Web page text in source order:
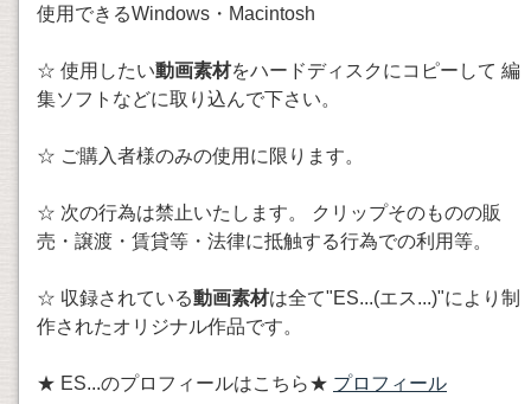
使用できるWindows・Macintosh
☆ 使用したい動画素材をハードディスクにコピーして 編
集ソフトなどに取り込んで下さい。
☆ ご購入者様のみの使用に限ります。
☆ 次の行為は禁止いたします。 クリップそのものの販
売・譲渡・賃貸等・法律に抵触する行為での利用等。
☆ 収録されている動画素材は全て"ES...(エス...)"により制
作されたオリジナル作品です。
★ ES...のプロフィールはこちら★ プロフィール